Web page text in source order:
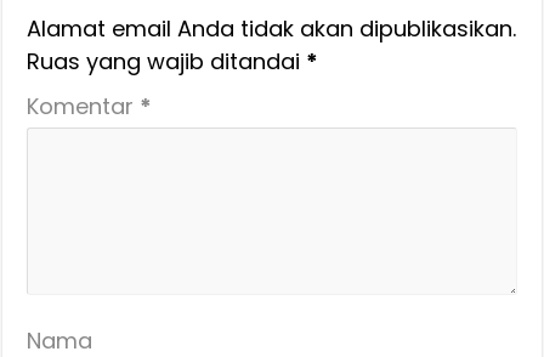
Alamat email Anda tidak akan dipublikasikan.
Ruas yang wajib ditandai *
Komentar *
Nama